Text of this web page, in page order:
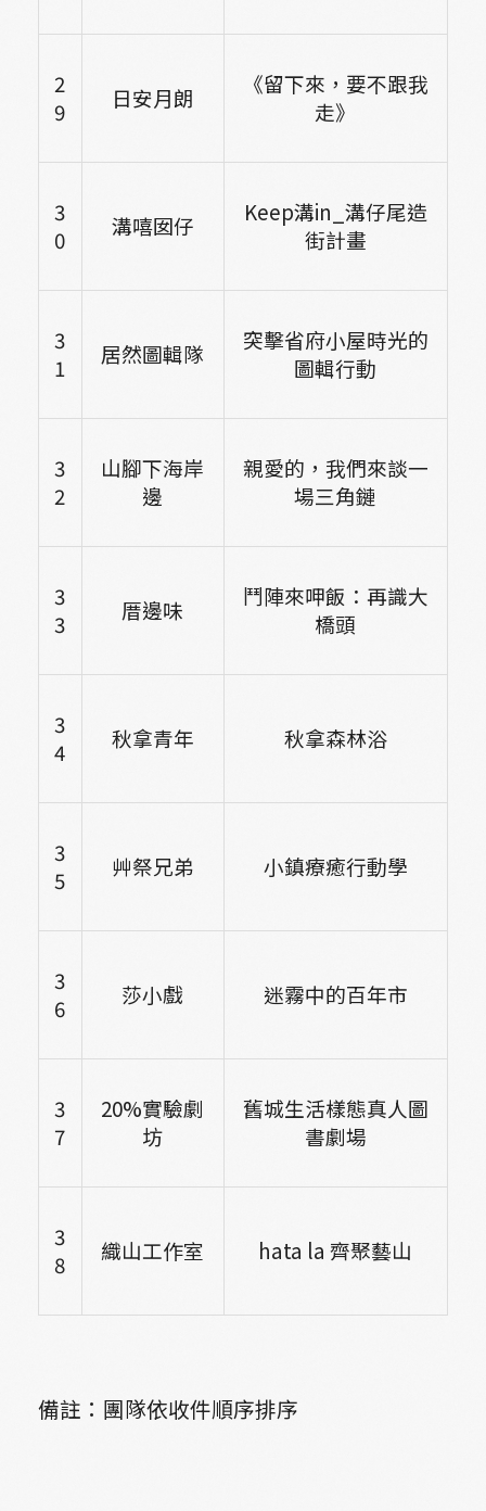
2
9
日安月朗
《留下來，要不跟我
走》
3
0
溝嘻囡仔 Keep溝in_溝仔尾造
街計畫
3
1
居然圖輯隊
突擊省府小屋時光的
圖輯行動
3
2
山腳下海岸
邊
親愛的，我們來談一
場三角鏈
3
3
厝邊味
鬥陣來呷飯：再識大
橋頭
3
4
秋拿青年 秋拿森林浴
3
5
艸祭兄弟 小鎮療癒行動學
3
6
莎小戲 迷霧中的百年市
3
7
20%實驗劇
坊
舊城生活樣態真人圖
書劇場
3
8
織山工作室 hata la齊聚藝山
備註：團隊依收件順序排序